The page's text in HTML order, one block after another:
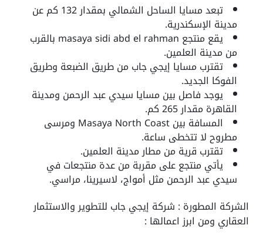
تبعد مسايا الساحل الشمالي بمقدار 132 كم عن
مدينة الإسكندرية.
يقع منتجع masaya sidi abd el rahman بالقرب
من مدينة العلمين.
تقترب مسايا إيجي جاب من طريق الضبعة وطريق
الفوكا الجديد.
يوجد فاصل بين مسايا سيدي عبد الرحمن ومدينة
القاهرة مقدار 265 كم.
المسافة بين Masaya North Coast ومرسى
مطروح لا تتخطى ساعة.
تقترب قرية من مطار مدينة العلمين.
يأتي منتجع على مقربة من عدة منتجعات في
سيدي عبد الرحمن مثل أمواج، لاسيرينا، مراسي.
الشركة المطورة : شركة إيجي جاب للتطوير والاستثمار
العقاري ومن ابرز اعمالها :